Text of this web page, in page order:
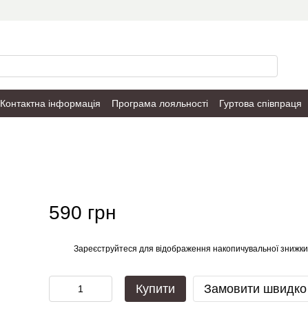
Контактна інформація Програма лояльності Гуртова співпраця
590 грн
Зареєструйтеся для відображення накопичувальної знижки
Купити Замовити швидко